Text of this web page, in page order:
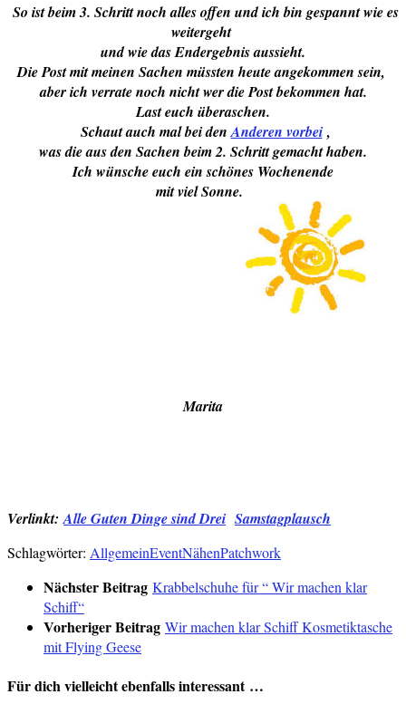
So ist beim 3. Schritt noch alles offen und ich bin gespannt wie es
weitergeht
und wie das Endergebnis aussieht.
Die Post mit meinen Sachen müssten heute angekommen sein,
aber ich verrate noch nicht wer die Post bekommen hat.
Last euch überaschen.
Schaut auch mal bei denAnderen vorbei,
was die aus den Sachen beim 2. Schritt gemacht haben.
Ich wünsche euch ein schönes Wochenende
mit viel Sonne.
Marita
Verlinkt:Alle Guten Dinge sind Drei Samstagplausch
Schlagwörter: AllgemeinEventNähenPatchwork
Nächster Beitrag Krabbelschuhe für “ Wir machen klar
Schiff“
Vorheriger Beitrag Wir machen klar Schiff Kosmetiktasche
mit Flying Geese
Für dich vielleicht ebenfalls interessant …